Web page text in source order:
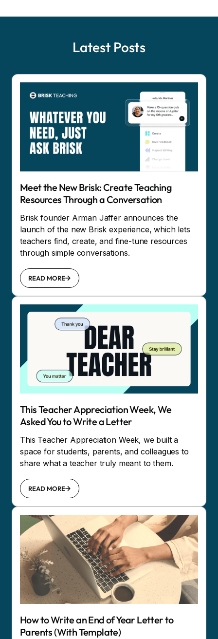
Latest Posts
Meet the New Brisk: Create Teaching
Resources Through a Conversation
Brisk founder Arman Jaffer announces the
launch of the new Brisk experience, which lets
teachers find, create, and fine-tune resources
through simple conversations.
READ MORE
This Teacher Appreciation Week, We
Asked You to Write a Letter
This Teacher Appreciation Week, we built a
space for students, parents, and colleagues to
share what a teacher truly meant to them.
READ MORE
How to Write an End of Year Letter to
Parents (With Template)